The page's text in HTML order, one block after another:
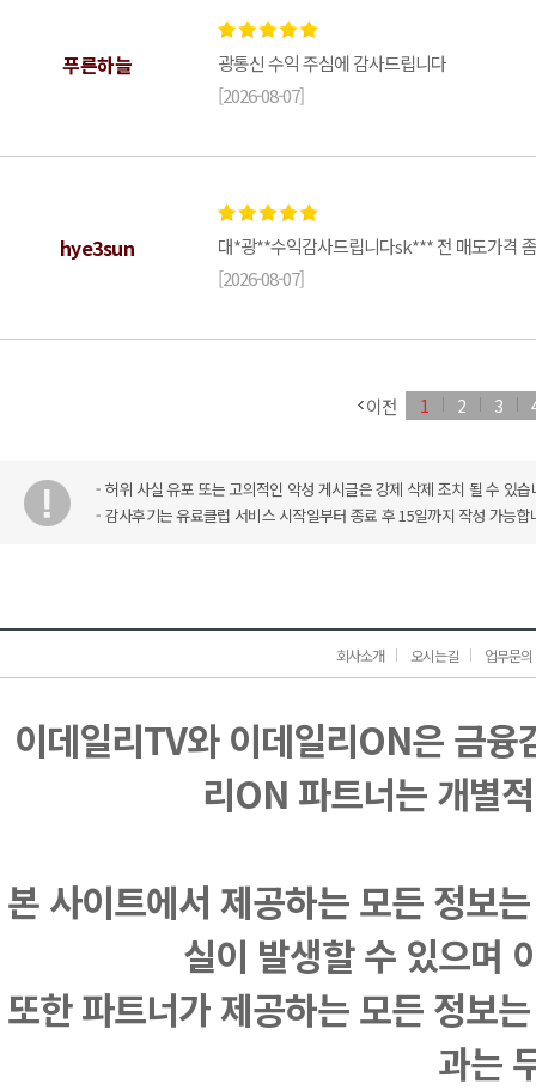
푸른하늘
광통신 수익 주심에 감사드립니다
[2026-08-07]
hye3sun
대*광**수익감사드립니다sk*** 전 매도가격
[2026-08-07]
이전 1 2 3
- 허위 사실 유포 또는 고의적인 악성 게시글은 강제 삭제 조치 될 수 있습
- 감사후기는 유료클럽 서비스 시작일부터 종료 후 15일까지 작성 가능합
회사소개 오시는길 업무문의
이데일리TV와 이데일리ON은 금
리ON 파트너는 개별
본 사이트에서 제공하는 모든 정보
실이 발생할 수 있으며
또한 파트너가 제공하는 모든 정보
과는